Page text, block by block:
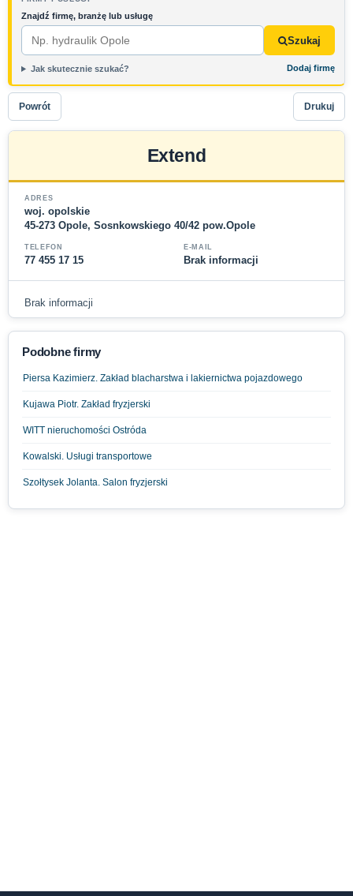
Znajdź firmę, branżę lub usługę
Szukaj
Jak skutecznie szukać? Dodaj firmę
Powrót Drukuj
Extend
ADRES
woj. opolskie
45-273 Opole, Sosnkowskiego 40/42 pow.Opole
TELEFON
77 455 17 15
E-MAIL
Brak informacji
Brak informacji
Podobne firmy
Piersa Kazimierz. Zakład blacharstwa i lakiernictwa pojazdowego
Kujawa Piotr. Zakład fryzjerski
WITT nieruchomości Ostróda
Kowalski. Usługi transportowe
Szołtysek Jolanta. Salon fryzjerski